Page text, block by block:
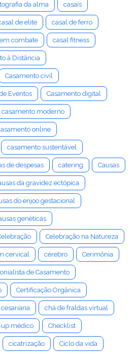
da alma casais
de elite casal de ferro
combate casal fitness
à Distância
Casamento civil
Eventos Casamento digital
casamento moderno
online
casamento sustentável
de despesas catering Causas
da gravidez ectópica
do enjoo gestacional
genéticas
Celebração na Natureza
cervical cérebro Cerimônia
de Casamento
Certificação Orgânica
cesariana chá de fraldas virtual
médico Checklist
cicatrização Ciclo da vida